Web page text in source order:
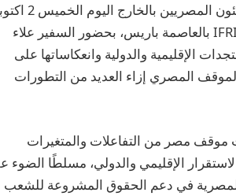
شارك الدكتور بدر عبد العاطي – وزير الخارجية والهجرة وشئون المصريين
في جلسة حوارية نظمها المعهد الفرنسي للعلاقات الدولية IFRI بالعاصمة باريس، بحضور السفير علاء
الإقليمية والدولية وانعكاساتها على
المصري إزاء العديد من التطورات
موقف مصر من التفاعلات والمتغيرات
الإقليمي والدولي، مسلطًا الضوء
المصرية في دعم الحقوق المشروعة للشعب